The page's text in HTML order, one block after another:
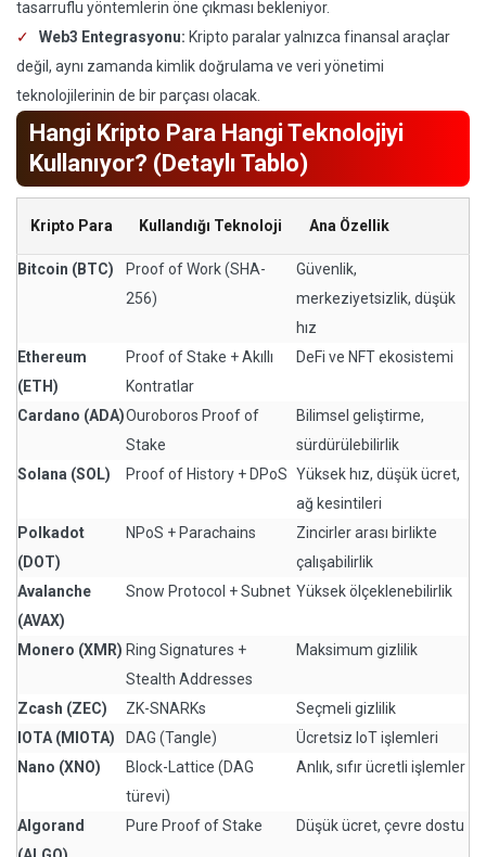
tasarruflu yöntemlerin öne çıkması bekleniyor.
Web3 Entegrasyonu: Kripto paralar yalnızca finansal araçlar
değil, aynı zamanda kimlik doğrulama ve veri yönetimi
teknolojilerinin de bir parçası olacak.
Hangi Kripto Para Hangi Teknolojiyi
Kullanıyor? (Detaylı Tablo)
Kripto Para Kullandığı Teknoloji Ana Özellik
Bitcoin (BTC)
Proof of Work (SHA-
256)
Güvenlik,
merkeziyetsizlik, düşük
hız
Ethereum
(ETH)
Proof of Stake + Akıllı
Kontratlar
DeFi ve NFT ekosistemi
Cardano (ADA)Ouroboros Proof of
Stake
Bilimsel geliştirme,
sürdürülebilirlik
Solana (SOL)
Proof of History + DPoS Yüksek hız, düşük ücret,
ağ kesintileri
Polkadot
(DOT)
NPoS + Parachains
Zincirler arası birlikte
çalışabilirlik
Avalanche
(AVAX)
Snow Protocol + Subnet Yüksek ölçeklenebilirlik
Monero (XMR) Ring Signatures +
Stealth Addresses
Maksimum gizlilik
Zcash (ZEC) ZK-SNARKs
Seçmeli gizlilik
IOTA (MIOTA)
DAG (Tangle)
Ücretsiz IoT işlemleri
Nano (XNO)
Block-Lattice (DAG
türevi)
Anlık, sıfır ücretli işlemler
Algorand
Pure Proof of Stake Düşük ücret, çevre dostu